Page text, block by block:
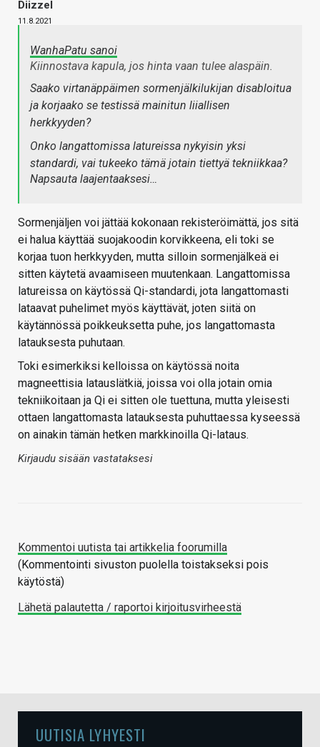
Diizzel
11.8.2021
WanhaPatu sanoi
Kiinnostava kapula, jos hinta vaan tulee alaspäin.
Saako virtanäppäimen sormenjälkilukijan disabloitua
ja korjaako se testissä mainitun liiallisen
herkkyyden?
Onko langattomissa latureissa nykyisin yksi
standardi, vai tukeeko tämä jotain tiettyä tekniikkaa?
Napsauta laajentaaksesi…
Sormenjäljen voi jättää kokonaan rekisteröimättä, jos sitä
ei halua käyttää suojakoodin korvikkeena, eli toki se
korjaa tuon herkkyyden, mutta silloin sormenjälkeä ei
sitten käytetä avaamiseen muutenkaan. Langattomissa
latureissa on käytössä Qi-standardi, jota langattomasti
lataavat puhelimet myös käyttävät, joten siitä on
käytännössä poikkeuksetta puhe, jos langattomasta
latauksesta puhutaan.
Toki esimerkiksi kelloissa on käytössä noita
magneettisia latauslätkiä, joissa voi olla jotain omia
tekniikoitaan ja Qi ei sitten ole tuettuna, mutta yleisesti
ottaen langattomasta latauksesta puhuttaessa kyseessä
on ainakin tämän hetken markkinoilla Qi-lataus.
Kirjaudu sisään vastataksesi
Kommentoi uutista tai artikkelia foorumilla
(Kommentointi sivuston puolella toistakseksi pois
käytöstä)
Lähetä palautetta / raportoi kirjoitusvirheestä
UUTISIA LYHYESTI